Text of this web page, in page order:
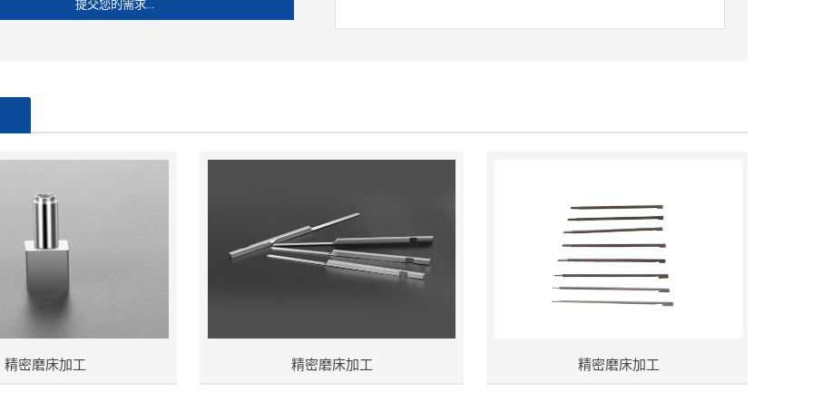
精密磨床加工 精密磨床加工 精密磨床加工